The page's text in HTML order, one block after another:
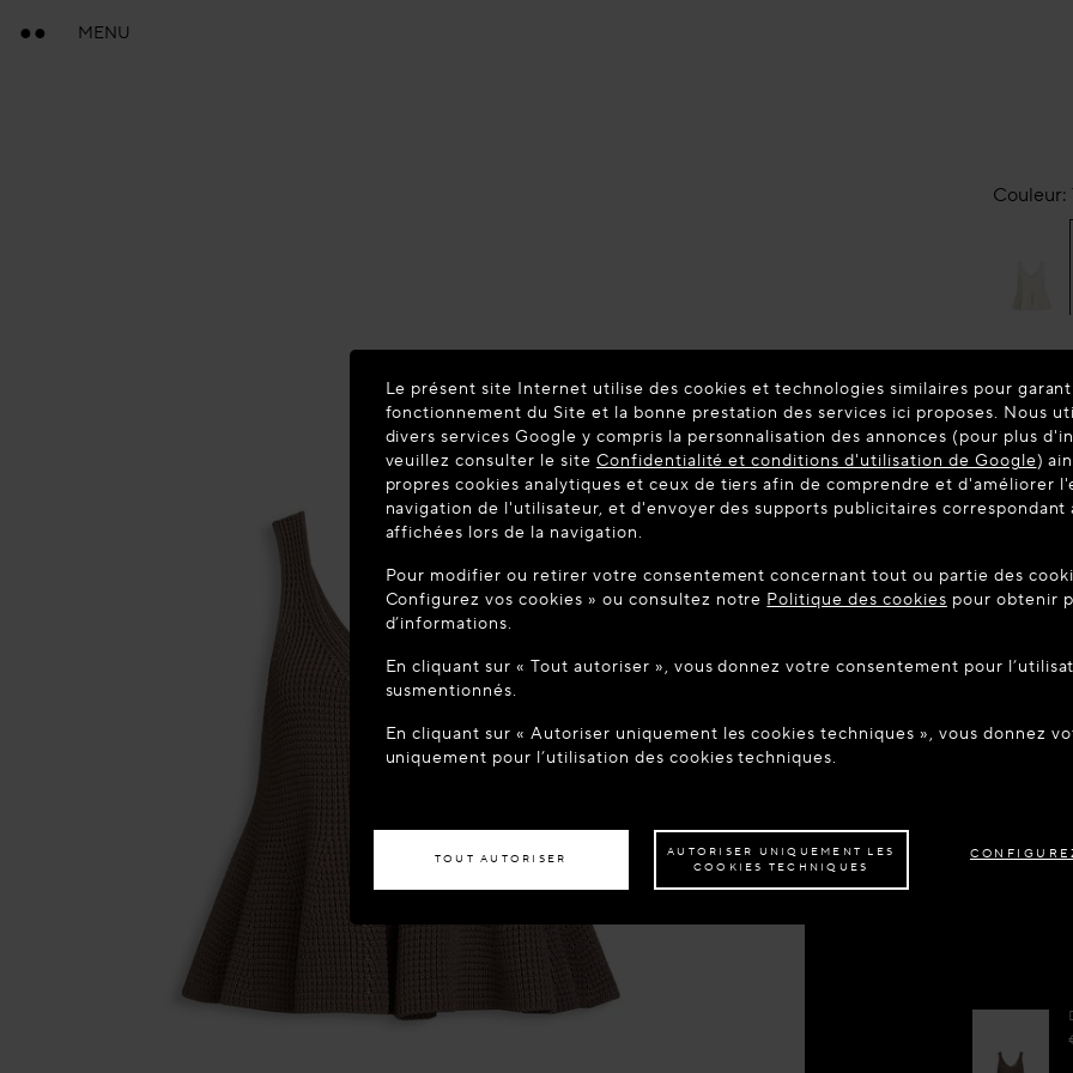
MENU
BIENVENUE SUR MAISON-ALAIA.COM
Vous semblez être dans le pays suivant : United States. Souhaitez-vous
votre localisation ?
ACCÉDER AU SITE : UNITED STATES RESTER SUR LE SITE :
Si vous souhaitez être livré dans un autre pays,veuillez sélectionner votre destination.
Couleur:
PRÊT-À-
€
Le présent site Internet utilise des cookies et technologies similaires pour
fonctionnement du Site et la bonne prestation des services ici proposes. Nous
divers services Google y compris la personnalisation des annonces (pour plus
veuillez consulter le site Confidentialité et conditions d'utilisation de Google)
propres cookies analytiques et ceux de tiers afin de comprendre et d'améliorer
navigation de l'utilisateur, et d'envoyer des supports publicitaires correspondant
affichées lors de la navigation.
Pour modifier ou retirer votre consentement concernant tout ou partie des
Configurez vos cookies » ou consultez notre Politique des cookies pour obtenir
d’informations.
En cliquant sur « Tout autoriser », vous donnez votre consentement pour
susmentionnés.
En cliquant sur « Autoriser uniquement les cookies techniques », vous donnez
uniquement pour l’utilisation des cookies techniques.
TOUT AUTORISER
AUTORISER UNIQUEMENT LES
COOKIES TECHNIQUES